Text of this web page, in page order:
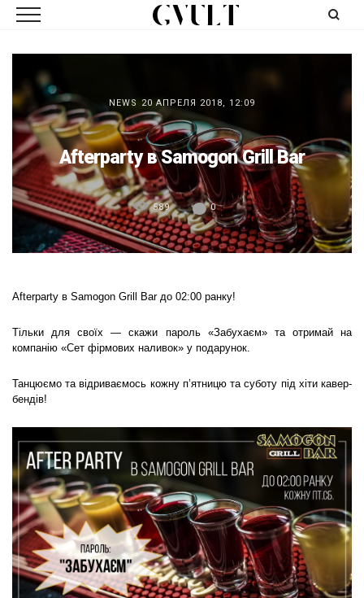
NEWS 20 АПРЕЛЯ 2018, 12:09
Afterparty в Samogon Grill Bar
589 0
Afterparty в Samogon Grill Bar до 02:00 ранку!
Тільки для своїх — скажи пароль «Забухаєм» та отримай на
компанію «Сет фірмових наливок» у подарунок.
Танцюємо та відриваємось кожну п’ятницю та суботу під хіти кавер-
бендів!